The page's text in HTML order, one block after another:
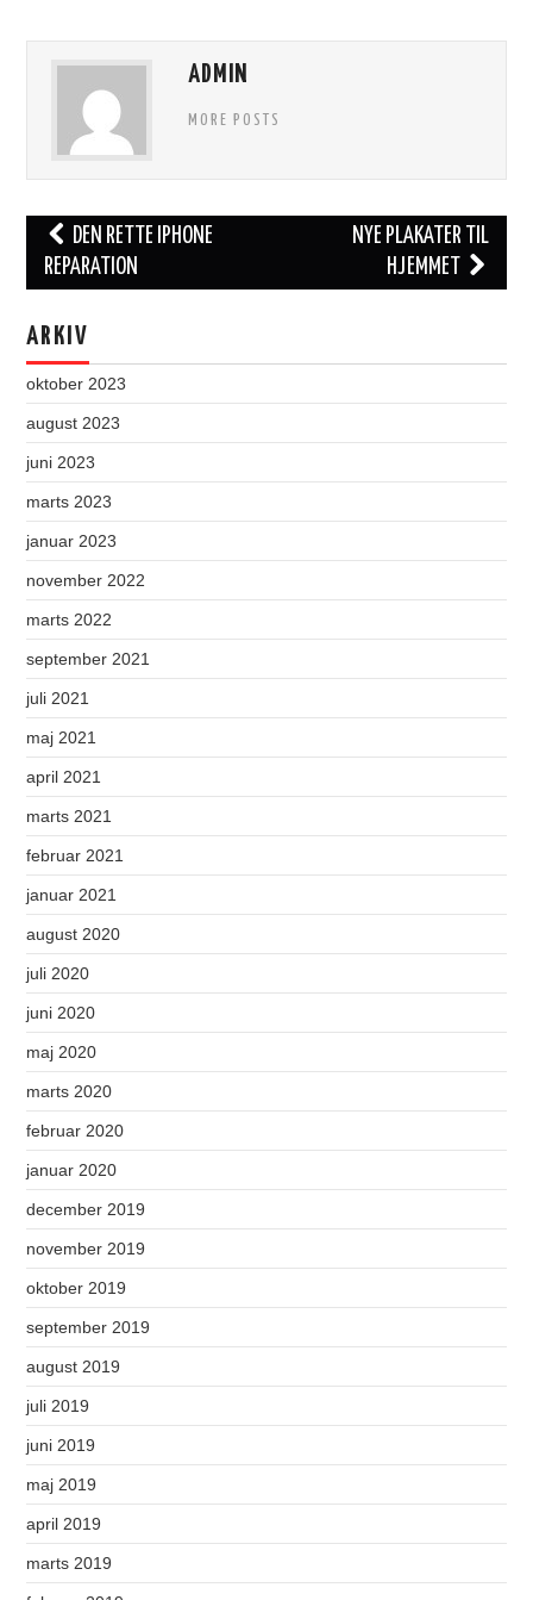
ADMIN
MORE POSTS
Post
navigation
DEN RETTE IPHONE
REPARATION
NYE PLAKATER TIL
HJEMMET
ARKIV
oktober 2023
august 2023
juni 2023
marts 2023
januar 2023
november 2022
marts 2022
september 2021
juli 2021
maj 2021
april 2021
marts 2021
februar 2021
januar 2021
august 2020
juli 2020
juni 2020
maj 2020
marts 2020
februar 2020
januar 2020
december 2019
november 2019
oktober 2019
september 2019
august 2019
juli 2019
juni 2019
maj 2019
april 2019
marts 2019